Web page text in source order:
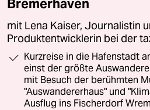
Bremerhaven
mit Lena Kaiser, Journalistin
Produktentwicklerin bei der
Kurzreise in die Hafenstadt
einst der größte
mit Besuch der berühmten
"Auswandererhaus" und
Ausflug ins Fischerdorf